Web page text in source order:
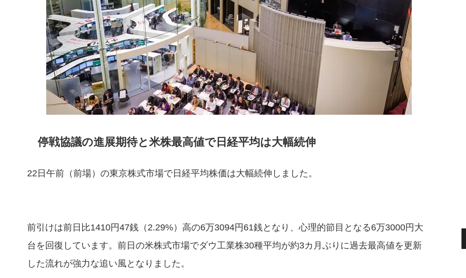
停戦協議の進展期待と米株最高値で日経平均は大幅続伸
22日午前（前場）の東京株式市場で日経平均株価は大幅続伸しました。
前引けは前日比1410円47銭（2.29%）高の6万3094円61銭となり、心理的節目となる6万3000円大
台を回復しています。前日の米株式市場でダウ工業株30種平均が約3カ月ぶりに過去最高値を更新
した流れが強力な追い風となりました。